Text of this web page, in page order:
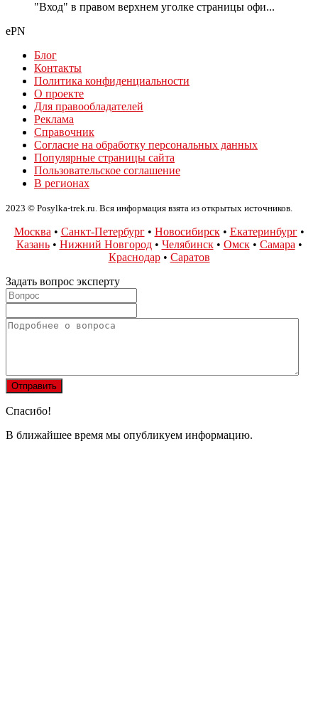
"Вход" в правом верхнем уголке страницы офи...
ePN
Блог
Контакты
Политика конфиденциальности
О проекте
Для правообладателей
Реклама
Справочник
Согласие на обработку персональных данных
Популярные страницы сайта
Пользовательское соглашение
В регионах
2023 © Posylka-trek.ru. Вся информация взята из открытых источников.
Москва • Санкт-Петербург• Новосибирск• Екатеринбург•
Казань• Нижний Новгород• Челябинск• Омск• Самара •
Краснодар• Саратов
Задать вопрос эксперту
Спасибо!
В ближайшее время мы опубликуем информацию.